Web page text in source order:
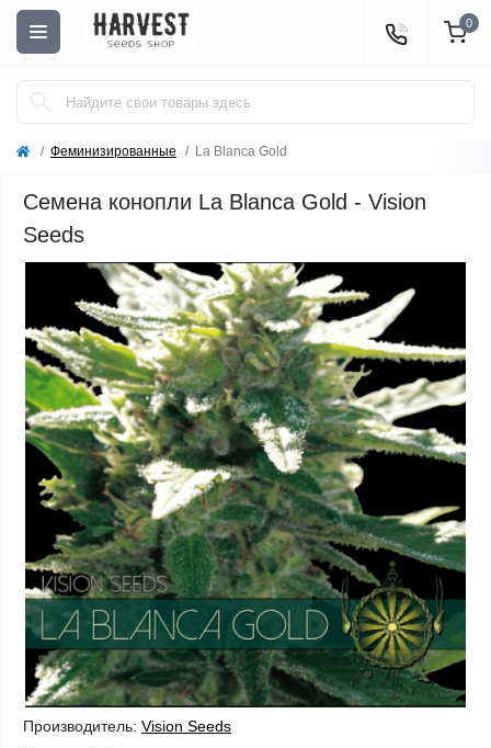
0
Феминизированные La Blanca Gold
Семена конопли La Blanca Gold - Vision
Seeds
Производитель: Vision Seeds